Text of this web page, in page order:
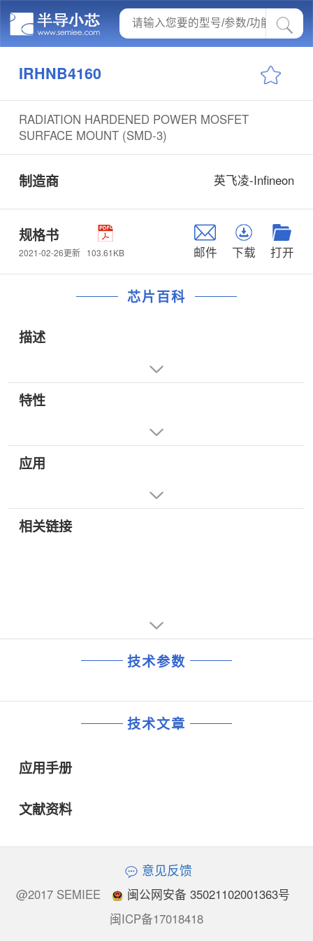
IRHNB4160
RADIATION HARDENED POWER MOSFET
SURFACE MOUNT (SMD-3)
制造商 英飞凌-Infineon
规格书
2021-02-26更新 103.61KB 邮件 下载 打开
芯片百科
描述
特性
应用
相关链接
技术参数
技术文章
应用手册
文献资料
意见反馈
@2017 SEMIEE
闽公网安备 35021102001363号
闽ICP备17018418